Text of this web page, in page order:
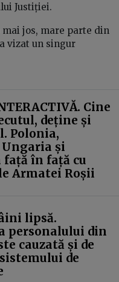
Justiției.
jos, mare parte din
vizat un singur
Cine
deține și
Polonia,
Ungaria și
față în față cu
Armatei Roșii
lipsă.
personalului din
cauzată și de
de